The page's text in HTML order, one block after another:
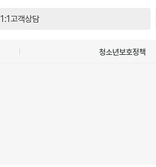
1:1고객상담
청소년보호정책